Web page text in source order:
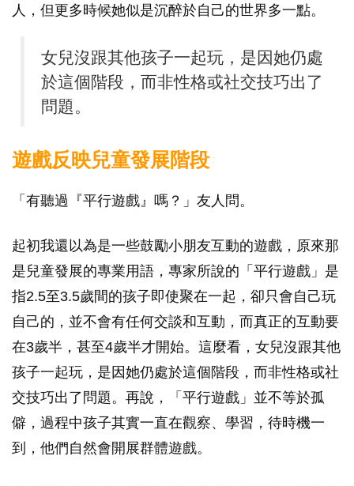
人，但更多時候她似是沉醉於自己的世界多一點。
女兒沒跟其他孩子一起玩，是因她仍處
於這個階段，而非性格或社交技巧出了
問題。
遊戲反映兒童發展階段
「有聽過『平行遊戲』嗎？」友人問。
起初我還以為是一些鼓勵小朋友互動的遊戲，原來那
是兒童發展的專業用語，專家所說的「平行遊戲」是
指2.5至3.5歲間的孩子即使聚在一起，卻只會自己玩
自己的，並不會有任何交談和互動，而真正的互動要
在3歲半，甚至4歲半才開始。這麼看，女兒沒跟其他
孩子一起玩，是因她仍處於這個階段，而非性格或社
交技巧出了問題。再說，「平行遊戲」並不等於孤
僻，過程中孩子其實一直在觀察、學習，待時機一
到，他們自然會開展群體遊戲。